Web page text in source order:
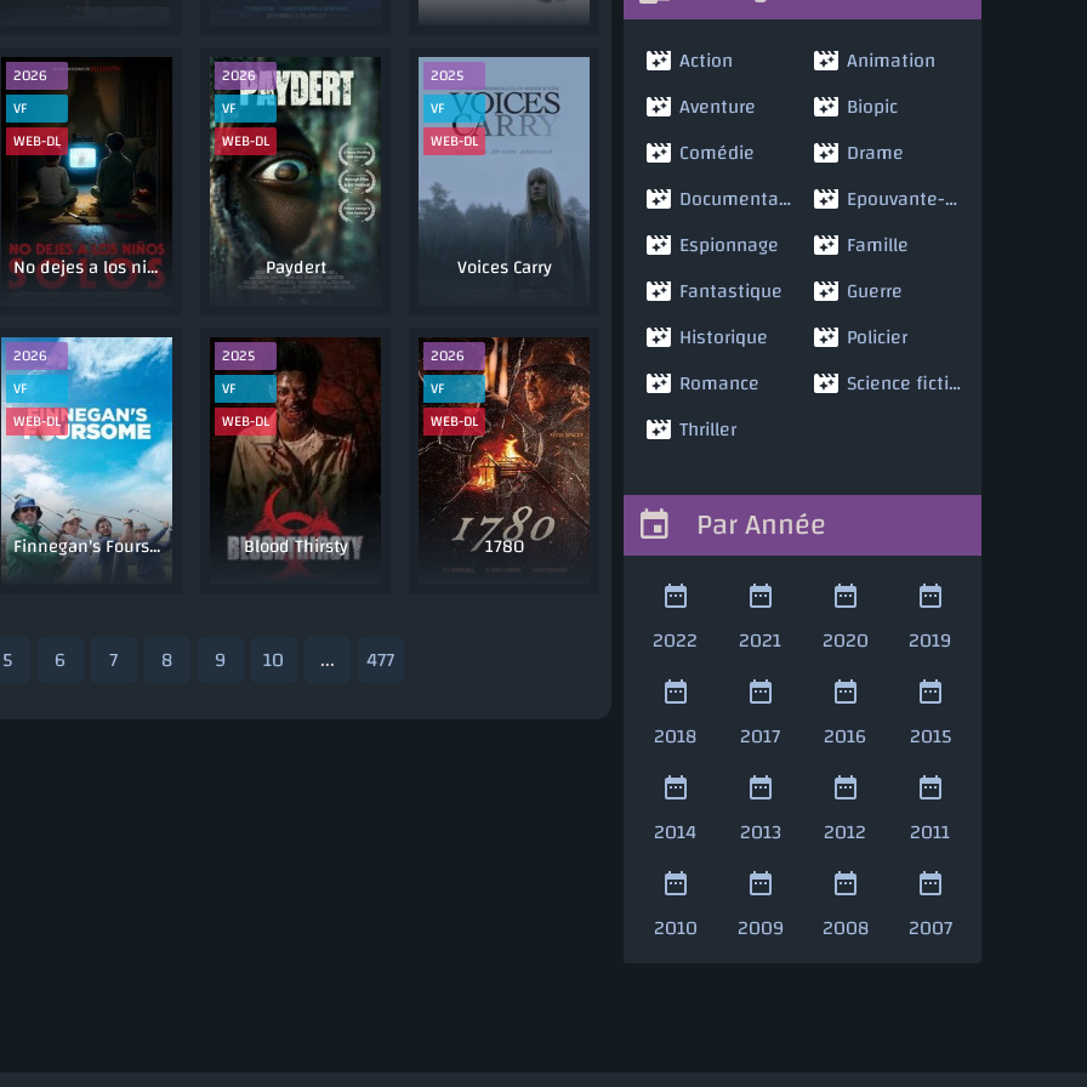
No dejes a los niños solos
2026
VF
WEB-DL
Paydert
2026
VF
WEB-DL
Voices Carry
2025
VF
WEB-DL
Finnegan's Foursome
2026
VF
WEB-DL
Blood Thirsty
2025
VF
WEB-DL
1780
2026
VF
WEB-DL
5 6 7 8 9 10 ... 477
Action
Animation
Aventure
Biopic
Comédie
Drame
Documentaire
Epouvante-horreur
Espionnage
Famille
Fantastique
Guerre
Historique
Policier
Romance
Science fiction
Thriller
Par Année
2022 2021 2020 2019
2018 2017 2016 2015
2014 2013 2012 2011
2010 2009 2008 2007